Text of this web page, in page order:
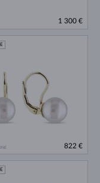
1 300 €
822 €